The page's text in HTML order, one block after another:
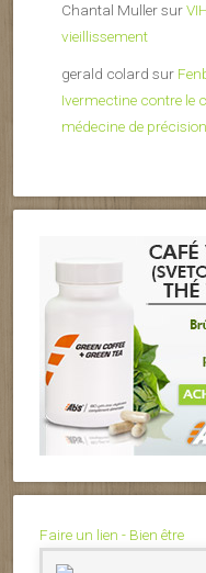
Chantal Mullersur
vieillissement
gerald colard sur
Ivermectine contre le
médecine de précision
Faire un lien - Bien être